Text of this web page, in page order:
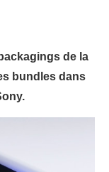
de la
bundles dans